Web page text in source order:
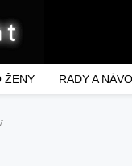
ŽENY RADY A